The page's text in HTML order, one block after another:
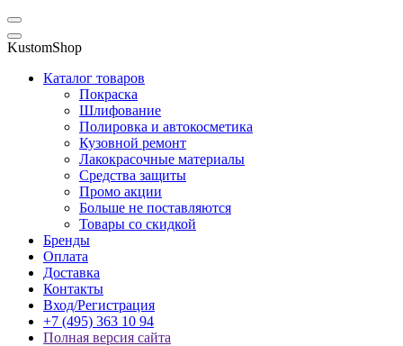
KustomShop
Каталог товаров
Покраска
Шлифование
Полировка и автокосметика
Кузовной ремонт
Лакокрасочные материалы
Средства защиты
Промо акции
Больше не поставляются
Товары со скидкой
Бренды
Оплата
Доставка
Контакты
Вход/Регистрация
+7 (495) 363 10 94
Полная версия сайта